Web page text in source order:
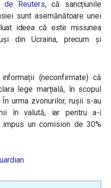
de Reuters, că sancțiunile
sunt asemănătoare unei
ideea că este misiunea
din Ucraina, precum și
(neconfirmate) că
lege marțială, în scopul
urma zvonurilor, rușii s-au
în valută, iar pentru a-i
impus un comision de 30%